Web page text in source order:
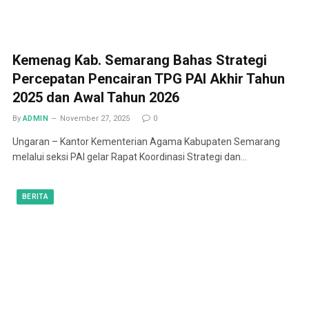
Kemenag Kab. Semarang Bahas Strategi
Percepatan Pencairan TPG PAI Akhir Tahun
2025 dan Awal Tahun 2026
By ADMIN November 27, 2025 0
Ungaran – Kantor Kementerian Agama Kabupaten Semarang
melalui seksi PAI gelar Rapat Koordinasi Strategi dan…
BERITA